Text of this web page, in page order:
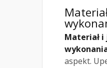
Materiał i
aspekt.